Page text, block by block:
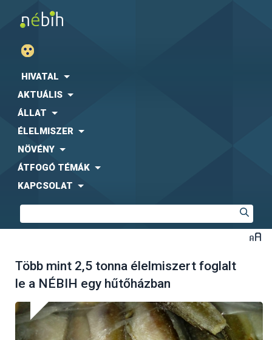
HIVATAL
AKTUÁLIS
ÁLLAT
ÉLELMISZER
NÖVÉNY
ÁTFOGÓ TÉMÁK
KAPCSOLAT
Több mint 2,5 tonna élelmiszert foglalt
le a NÉBIH egy hűtőházban